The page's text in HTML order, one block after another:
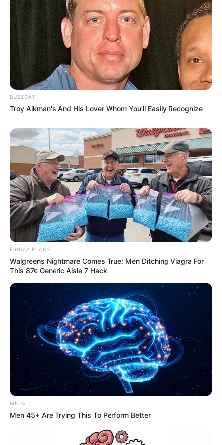
fiscal seja regularizada — seja pelo pagamento integral, seja por
um acordo homologado pela Justiça.
Se o juiz deferir o pedido,o imóvel ficaria registrado com
restrição de alienação nos cartórios
, inviabilizando qualquer
escritura de compra e venda até a resolução do processo.
O que diz a equipe de Renato Aragão
A assessoria do humorista informou à imprensaque "a dívida
está sendo negociada" entre as partes. Não foram fornecidos
detalhes sobre os valores envolvidos no acordo, as condições
propostas ou o prazo para regularização. A família também
confirmou que iniciou diálogos com aPrefeitura para resolver a
inadimplência.
Renato Aragão, aos 91 anos, não se pronunciou publicamente
BUZZDAY
Troy Aikman's And His Lover Whom You'll Easily Recognize
FRIDAY PLANS
Walgreens Nightmare Comes True: Men Ditching Viagra For
This 87¢ Generic Aisle 7 Hack
MEDVI
Men 45+ Are Trying This To Perform Better